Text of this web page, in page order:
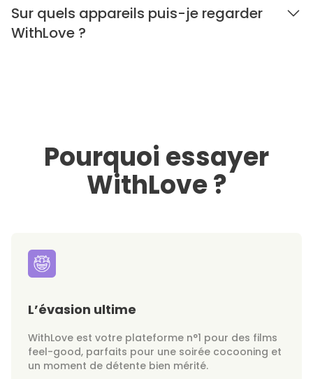
Sur quels appareils puis-je regarder
WithLove ?
Pourquoi essayer
WithLove ?
L’évasion ultime
WithLove est votre plateforme n°1 pour des films
feel-good, parfaits pour une soirée cocooning et
un moment de détente bien mérité.